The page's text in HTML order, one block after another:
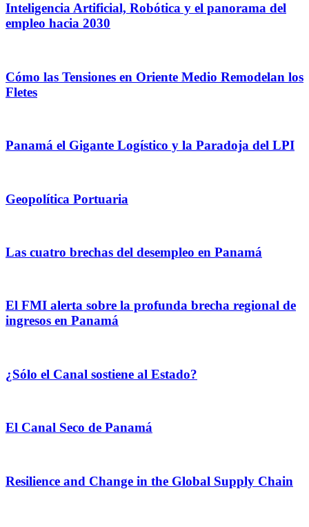
Inteligencia Artificial, Robótica y el panorama del
empleo hacia 2030
Cómo las Tensiones en Oriente Medio Remodelan los
Fletes
Panamá el Gigante Logístico y la Paradoja del LPI
Geopolítica Portuaria
Las cuatro brechas del desempleo en Panamá
El FMI alerta sobre la profunda brecha regional de
ingresos en Panamá
¿Sólo el Canal sostiene al Estado?
El Canal Seco de Panamá
Resilience and Change in the Global Supply Chain